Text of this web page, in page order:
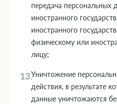
передача персональных
иностранного
иностранного
физическому или
лицу;
Уничтожение
действия, в результате
данные уничтожаются